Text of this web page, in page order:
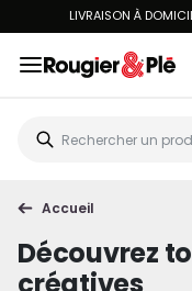
VOUS ÊTES CLIENT
Accueil
Découvrez